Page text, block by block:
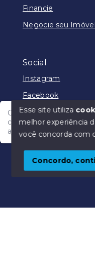
Olá! Nosso
comercial e em breve
ajudar.
Financie
Negocie seu Imóvel
Social
Instagram
Facebook
© Copyright 2026 -
SITE PARA IMOBILIARIA
Esse site utiliza
melhor experiência
você concorda com
Concordo,